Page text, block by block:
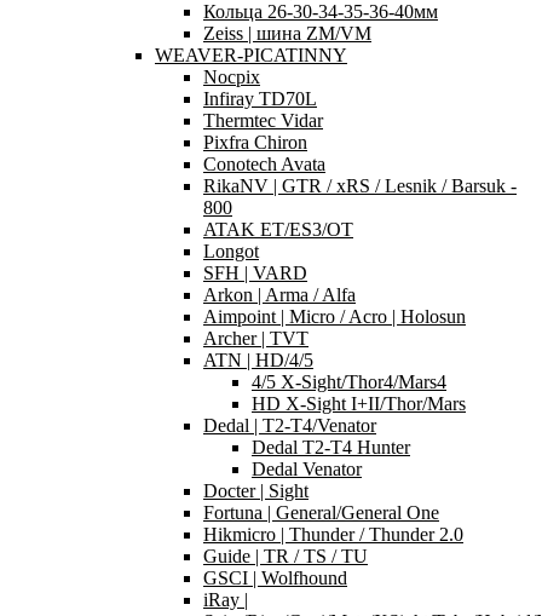
Кольца 26-30-34-35-36-40мм
Zeiss | шина ZM/VM
WEAVER-PICATINNY
Nocpix
Infiray TD70L
Thermtec Vidar
Pixfra Chiron
Conotech Avata
RikaNV | GTR / xRS / Lesnik / Barsuk -
800
ATAK ET/ES3/OT
Longot
SFH | VARD
Arkon | Arma / Alfa
Aimpoint | Micro / Acro | Holosun
Archer | TVT
ATN | HD/4/5
4/5 X-Sight/Thor4/Mars4
HD X-Sight I+II/Thor/Mars
Dedal | T2-T4/Venator
Dedal T2-T4 Hunter
Dedal Venator
Docter | Sight
Fortuna | General/General One
Hikmicro | Thunder / Thunder 2.0
Guide | TR / TS / TU
GSCI | Wolfhound
iRay |